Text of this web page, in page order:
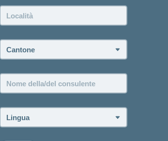
Località:
Cantone:
Nome
della/del
Lingua: